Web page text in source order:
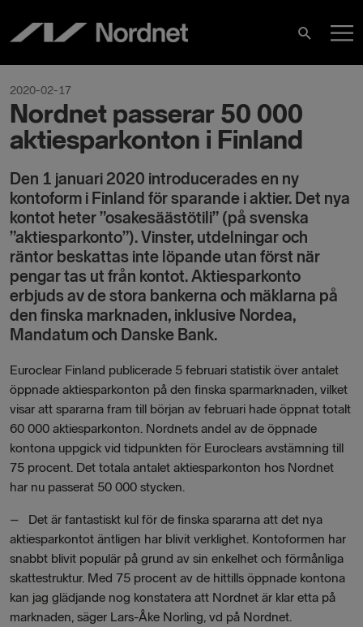
innehåll
Sök
2020-02-17
Nordnet passerar 50 000
aktiesparkonton i Finland
Den 1 januari 2020 introducerades en ny
kontoform i Finland för sparande i aktier. Det nya
kontot heter ”osakesäästötili” (på svenska
”aktiesparkonto”). Vinster, utdelningar och
räntor beskattas inte löpande utan först när
pengar tas ut från kontot. Aktiesparkonto
erbjuds av de stora bankerna och mäklarna på
den finska marknaden, inklusive Nordea,
Mandatum och Danske Bank.
Euroclear Finland publicerade 5 februari statistik över antalet
öppnade aktiesparkonton på den finska sparmarknaden, vilket
visar att spararna fram till början av februari hade öppnat totalt
60 000 aktiesparkonton. Nordnets andel av de öppnade
kontona uppgick vid tidpunkten för Euroclears avstämning till
75 procent. Det totala antalet aktiesparkonton hos Nordnet
har nu passerat 50 000 stycken.
– Det är fantastiskt kul för de finska spararna att det nya
aktiesparkontot äntligen har blivit verklighet. Kontoformen har
snabbt blivit populär på grund av sin enkelhet och förmånliga
skattestruktur. Med 75 procent av de hittills öppnade kontona
kan jag glädjande nog konstatera att Nordnet är klar etta på
marknaden, säger Lars-Åke Norling, vd på Nordnet.